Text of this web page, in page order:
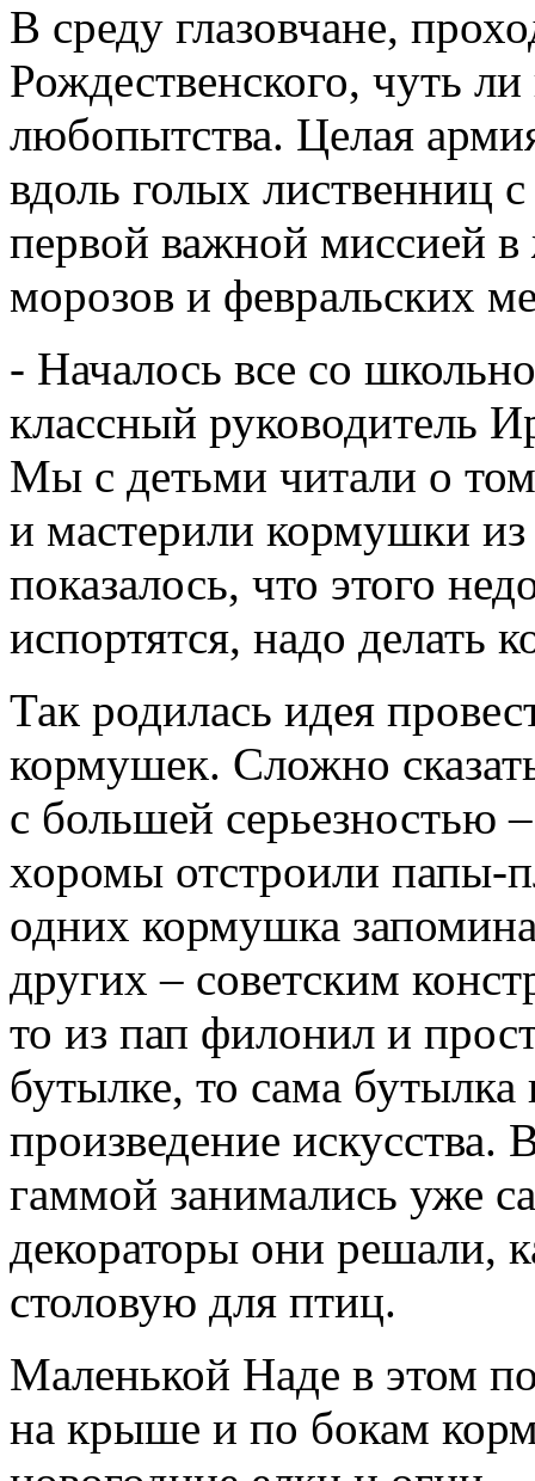
В среду глазовчане,
Рождественского, чуть
любопытства. Целая
вдоль голых
первой важной миссией в
морозов и февральских
- Началось все со
классный руководитель
Мы с детьми читали о
и мастерили кормушки
показалось, что этого
испортятся, надо делать
Так родилась идея
кормушек. Сложно
с большей серьезностью
хоромы отстроили папы-
одних кормушка
других – советским
то из пап филонил и
бутылке, то сама бутылка
произведение
гаммой занимались уже
декораторы они решали,
столовую для птиц.
Маленькой Наде в этом
на крыше и по бокам